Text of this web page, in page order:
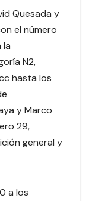
Quesada y
el número
la
N2,
hasta los
y Marco
29,
general y
a los